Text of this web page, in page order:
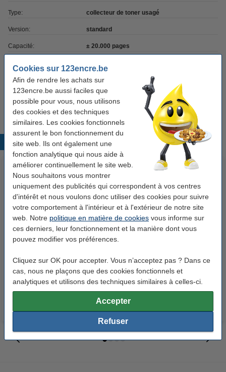
Cookies sur 123encre.be
Afin de rendre les achats sur
123encre.be aussi faciles que
possible pour vous, nous utilisons
des cookies et des techniques
similaires. Les cookies fonctionnels
assurent le bon fonctionnement du
site web. Ils ont également une
fonction analytique qui nous aide à
améliorer continuellement le site web.
Nous souhaitons vous montrer
uniquement des publicités qui correspondent à vos centres
d'intérêt et nous voulons donc utiliser des cookies pour suivre
votre comportement à l'intérieur et à l'extérieur de notre site
web. Notre politique en matière de cookies vous informe sur
ces derniers, leur fonctionnement et la manière dont vous
pouvez modifier vos préférences.
Cliquez sur OK pour accepter. Vous n’acceptez pas ? Dans ce
cas, nous ne plaçons que des cookies fonctionnels et
analytiques et utilisons des techniques similaires à celles-ci.
Accepter
Refuser
Type: collecteur de toner usagé
Version: standard
Capacité: ± 20.000 pages
Code EAN: 095205825688
046893
Produits populaires
Xerox 106R03473 toner
57,50 € Inclus : 21% de TVA 57,50 € Inclus : 21% de TVA